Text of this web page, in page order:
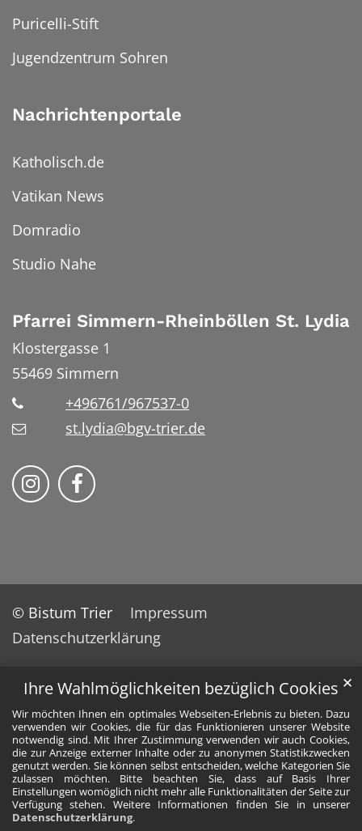
Ihre Wahlmöglichkeiten bezüglich Cookies
Wir möchten Ihnen ein optimales Webseiten-Erlebnis zu bieten. Dazu
verwenden wir Cookies, die für das Funktionieren unserer Website
notwendig sind. Mit Ihrer Zustimmung verwenden wir auch Cookies,
die zur Anzeige externer Inhalte oder zu anonymen Statistikzwecken
genutzt werden. Sie können selbst entscheiden, welche Kategorien Sie
zulassen möchten. Bitte beachten Sie, dass auf Basis Ihrer
Einstellungen womöglich nicht mehr alle Funktionalitäten der Seite zur
Verfügung stehen. Weitere Informationen finden Sie in unserer
Datenschutzerklärung.
✕
Puricelli-Stift
Jugendzentrum Sohren
Nachrichtenportale
Katholisch.de
Vatikan News
Domradio
Studio Nahe
Pfarrei Simmern-Rheinböllen St. Lydia
Klostergasse 1
55469 Simmern
+496761/967537-0
st.lydia@bgv-trier.de
Wir auf Instragram
Wir auf Facebook
© Bistum Trier
Impressum
Datenschutzerklärung